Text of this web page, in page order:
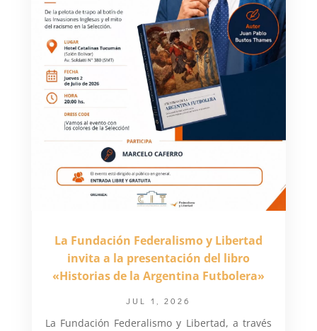
La Fundación Federalismo y Libertad
invita a la presentación del libro
«Historias de la Argentina Futbolera»
JUL 1, 2026
La Fundación Federalismo y Libertad, a través